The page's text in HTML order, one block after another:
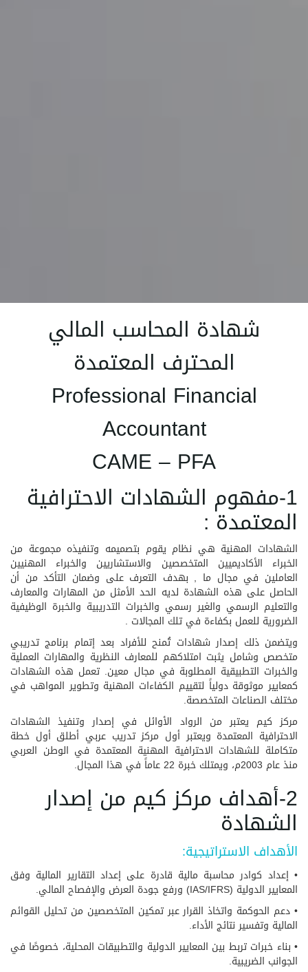
شهادة المحاسب المالي
المحترف المعتمدة
Professional Financial
Accountant
CAME – PFA
1-مفهوم الشهادات الاحترافية
المعتمدة :
الشهادات المهنية هي نظام يقوم بتصميمه وتنفيذه مجموعة من
الخبراء الأكاديميين المتخصصين والاستشاريين والخبراء المهنيين
العاملين في مجال ما , بهدف التعرف على وضمان التأكد من أن
الحاصل على هذه الشهادة لديه الحد الأمثل من المهارات والمعارف
والتعليم الرسمي والغير رسمي والخبرات التدريبية والخبرة الوظيفية
الضرورية للعمل بكفاءة في تلك المجالات .
ويتضمن ذلك إصدار شهادات تُمنح للأفراد بعد إتمام برنامج تدريبي
متخصص وشامل يثبت امتلاكهم للمعارف النظرية والمهارات العملية
والخبرات التطبيقية المطلوبة في مجال معين. تعمل هذه الشهادات
كمعايير موثوقة دولياً لتقييم الكفاءات المهنية وتطوير المواهب في
مختلف الصناعات المتخصصة.
مركز كيم يعتبر من الرواد الأوائل في إصدار وتنفيذ الشهادات
الاحترافية المعتمدة ويعتبر أول مركز تدريب عربي أطلق أول خطة
متكاملة للشهادات الاحترافية المهنية المعتمدة في الوطن العربي
منذ عام 2003م، ويمتلك خبرة 22 عاماً في هذا المجال.
2-أهداف مركز كيم من إصدار
الشهادة
الأهداف الاستراتيجية:
• إعداد كوادر محاسبة مالية قادرة على إعداد التقارير المالية وفق
المعايير الدولية (IAS/IFRS) ورفع جودة العرض والإفصاح المالي.
• دعم الحوكمة واتخاذ القرار عبر تمكين المتخصصين من تحليل القوائم
المالية وتفسير نتائج الأداء.
• بناء خبرات تربط بين المعايير الدولية والتطبيقات المحلية، خصوصًا في
الجوانب الضريبية.